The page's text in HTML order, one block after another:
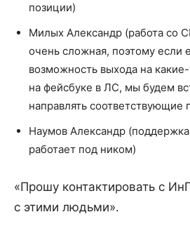
позиции)
Милых Александр (работа со
очень сложная, поэтому если
возможность выхода на
на фейсбуке в ЛС, мы будем
направлять соответствующие
Наумов Александр (поддержка
работает под ником)
«Прошу контактировать с
с этими людьми».